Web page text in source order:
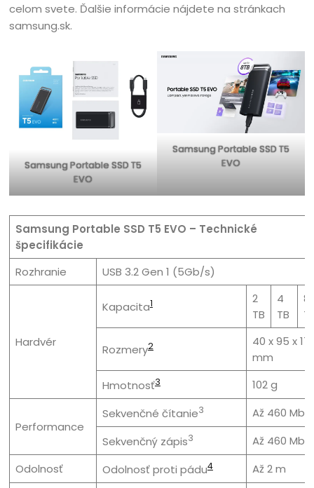
celom svete. Ďalšie informácie nájdete na stránkach
samsung.sk.
Samsung Portable SSD T5
EVO
Samsung Portable SSD T5
EVO
Samsung Portable SSD T5 EVO – Technické
špecifikácie
Rozhranie
USB 3.2 Gen 1 (5Gb/s)
Hardvér
Kapacita1
2
TB
4
TB
8
Rozmery2
40 x 95 x 17
mm
Hmotnosť3 102 g
Performance
Sekvenčné čítanie3
Až 460 Mb/
Sekvenčný zápis3
Až 460 Mb/
Odolnosť
Odolnosť proti pádu4 Až 2 m